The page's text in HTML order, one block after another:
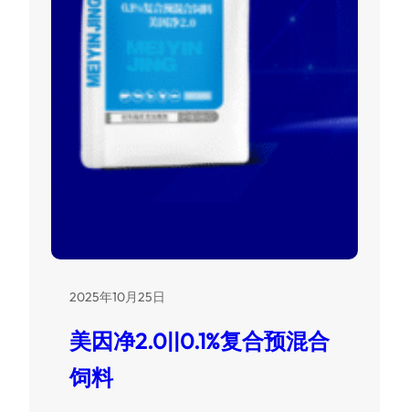
2025年10月25日
美因净2.0||0.1%复合预混合
饲料